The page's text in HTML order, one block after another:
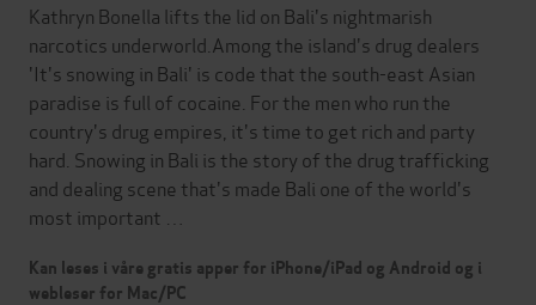
Kathryn Bonella lifts the lid on Bali's nightmarish
narcotics underworld.Among the island's drug dealers
'It's snowing in Bali' is code that the south-east Asian
paradise is full of cocaine. For the men who run the
country's drug empires, it's time to get rich and party
hard. Snowing in Bali is the story of the drug trafficking
and dealing scene that's made Bali one of the world's
most important …
Kan leses i våre gratis apper for iPhone/iPad og Android og i
webleser for Mac/PC